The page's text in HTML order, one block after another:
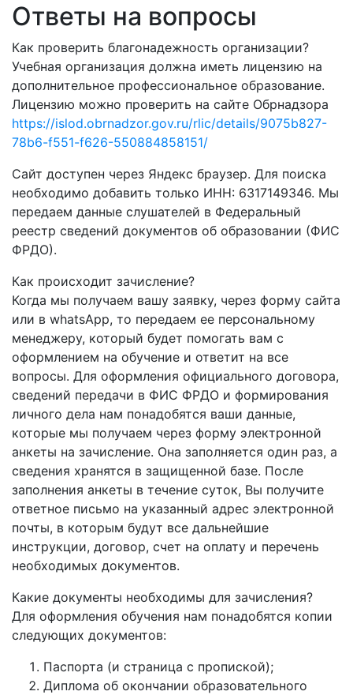
Ответы на вопросы
Как проверить благонадежность организации?
Учебная организация должна иметь лицензию на
дополнительное профессиональное образование.
Лицензию можно проверить на сайте Обрнадзора
https://islod.obrnadzor.gov.ru/rlic/details/9075b827-
78b6-f551-f626-550884858151/
Сайт доступен через Яндекс браузер. Для поиска
необходимо добавить только ИНН: 6317149346. Мы
передаем данные слушателей в Федеральный
реестр сведений документов об образовании (ФИС
ФРДО).
Как происходит зачисление?
Когда мы получаем вашу заявку, через форму сайта
или в whatsApp, то передаем ее персональному
менеджеру, который будет помогать вам с
оформлением на обучение и ответит на все
вопросы. Для оформления официального договора,
сведений передачи в ФИС ФРДО и формирования
личного дела нам понадобятся ваши данные,
которые мы получаем через форму электронной
анкеты на зачисление. Она заполняется один раз, а
сведения хранятся в защищенной базе. После
заполнения анкеты в течение суток, Вы получите
ответное письмо на указанный адрес электронной
почты, в которым будут все дальнейшие
инструкции, договор, счет на оплату и перечень
необходимых документов.
Какие документы необходимы для зачисления?
Для оформления обучения нам понадобятся копии
следующих документов:
Паспорта (и страница с пропиской);
Диплома об окончании образовательного